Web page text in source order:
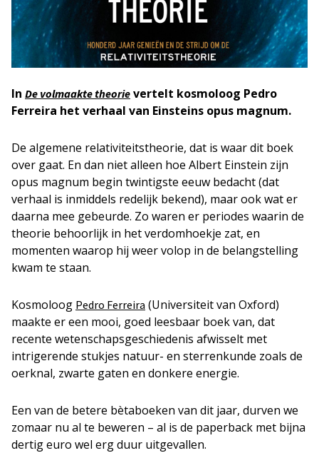
In De volmaakte theorie vertelt kosmoloog Pedro
Ferreira het verhaal van Einsteins opus magnum.
De algemene relativiteitstheorie, dat is waar dit boek
over gaat. En dan niet alleen hoe Albert Einstein zijn
opus magnum begin twintigste eeuw bedacht (dat
verhaal is inmiddels redelijk bekend), maar ook wat er
daarna mee gebeurde. Zo waren er periodes waarin de
theorie behoorlijk in het verdomhoekje zat, en
momenten waarop hij weer volop in de belangstelling
kwam te staan.
Kosmoloog Pedro Ferreira (Universiteit van Oxford)
maakte er een mooi, goed leesbaar boek van, dat
recente wetenschapsgeschiedenis afwisselt met
intrigerende stukjes natuur- en sterrenkunde zoals de
oerknal, zwarte gaten en donkere energie.
Een van de betere bètaboeken van dit jaar, durven we
zomaar nu al te beweren – al is de paperback met bijna
dertig euro wel erg duur uitgevallen.